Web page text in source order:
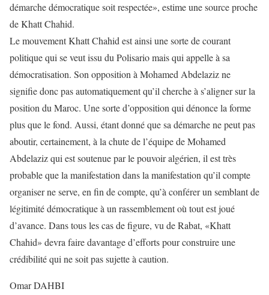
démarche démocratique soit respectée», estime une source proche
de Khatt Chahid.
Le mouvement Khatt Chahid est ainsi une sorte de courant
politique qui se veut issu du Polisario mais qui appelle à sa
démocratisation. Son opposition à Mohamed Abdelaziz ne
signifie donc pas automatiquement qu’il cherche à s’aligner sur la
position du Maroc. Une sorte d’opposition qui dénonce la forme
plus que le fond. Aussi, étant donné que sa démarche ne peut pas
aboutir, certainement, à la chute de l’équipe de Mohamed
Abdelaziz qui est soutenue par le pouvoir algérien, il est très
probable que la manifestation dans la manifestation qu’il compte
organiser ne serve, en fin de compte, qu’à conférer un semblant de
légitimité démocratique à un rassemblement où tout est joué
d’avance. Dans tous les cas de figure, vu de Rabat, «Khatt
Chahid» devra faire davantage d’efforts pour construire une
crédibilité qui ne soit pas sujette à caution.
Omar DAHBI